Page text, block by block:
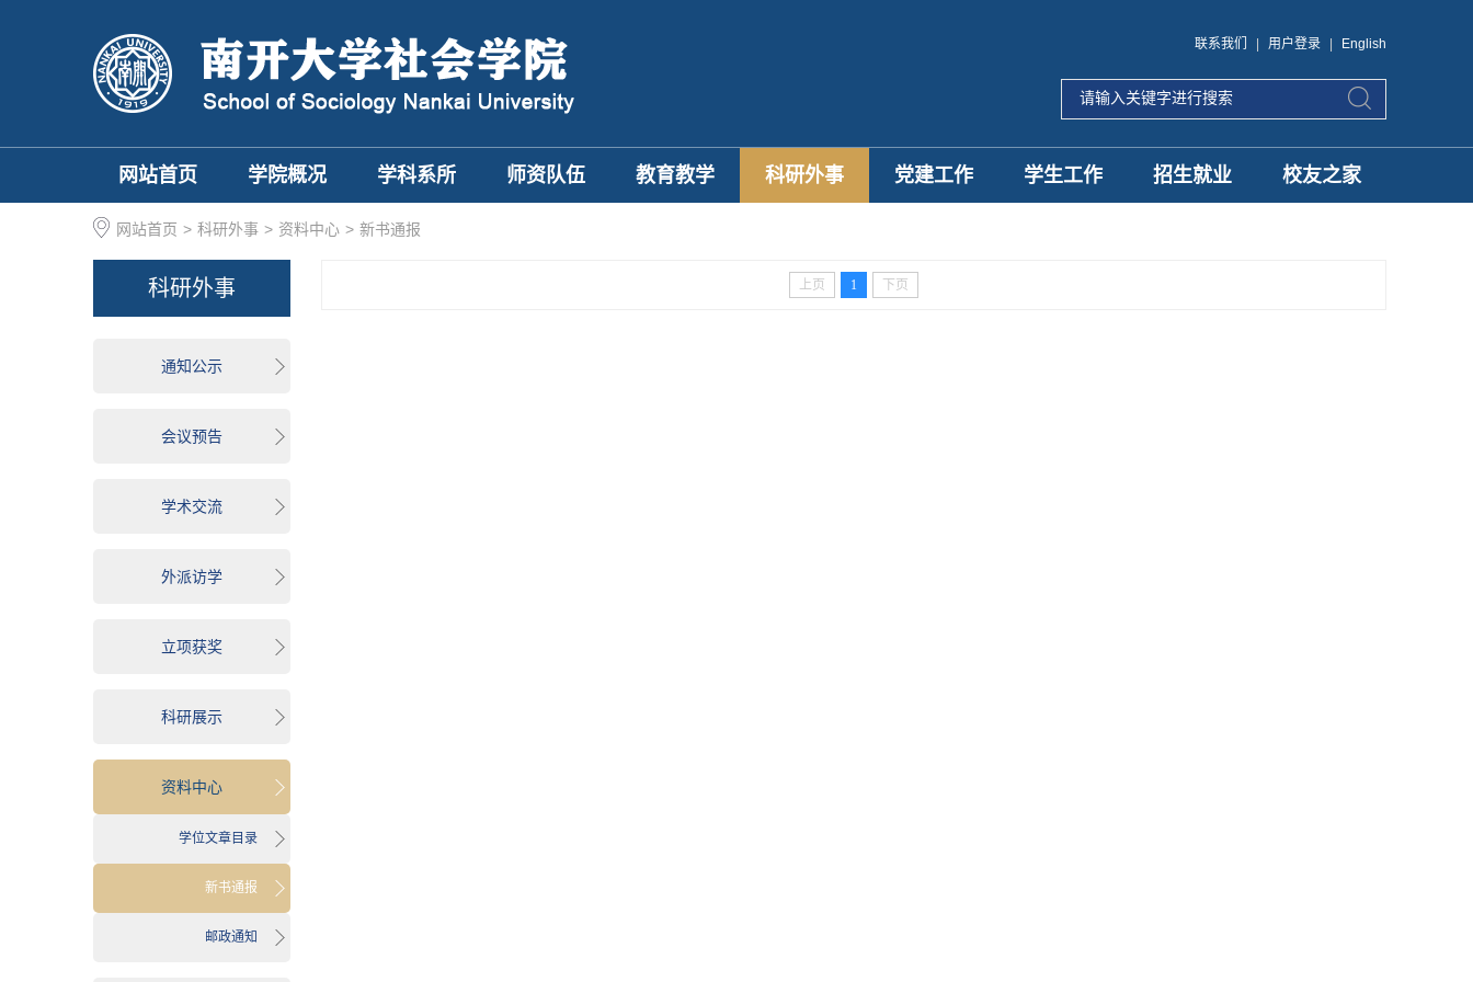
联系我们 用户登录 English
网站首页 学院概况 学科系所 师资队伍 教育教学 科研外事 党建工作 学生工作 招生就业 校友之家
网站首页 > 科研外事 > 资料中心 > 新书通报
科研外事
通知公示
会议预告
学术交流
外派访学
立项获奖
科研展示
资料中心
学位文章目录
新书通报
邮政通知
上页 1 下页